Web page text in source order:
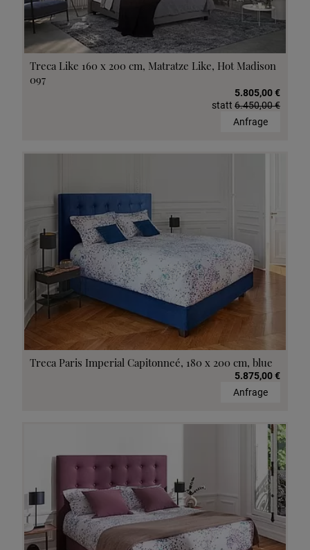
Treca Like 160 x 200 cm, Matratze Like, Hot Madison
097
5.805,00 €
statt 6.450,00 €
Anfrage
Treca Paris Imperial Capitonneé, 180 x 200 cm, blue
5.875,00 €
Anfrage